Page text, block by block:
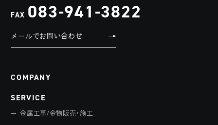
FAX 083-941-3822
メールでお問い合わせ
COMPANY
SERVICE
金属工事/金物販売・施工